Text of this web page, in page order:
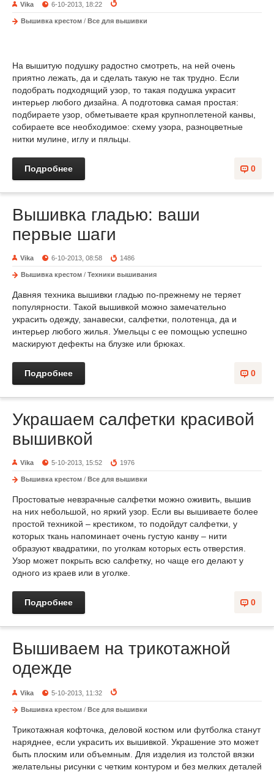
Vika 6-10-2013, 18:22
Вышивка крестом / Все для вышивки
На вышитую подушку радостно смотреть, на ней очень
приятно лежать, да и сделать такую не так трудно. Если
подобрать подходящий узор, то такая подушка украсит
интерьер любого дизайна. А подготовка самая простая:
подбираете узор, обметываете края крупноплетеной канвы,
собираете все необходимое: схему узора, разноцветные
нитки мулине, иглу и пяльцы.
0
Подробнее
Вышивка гладью: ваши
первые шаги
Vika 6-10-2013, 08:58 1486
Вышивка крестом / Техники вышивания
Давняя техника вышивки гладью по-прежнему не теряет
популярности. Такой вышивкой можно замечательно
украсить одежду, занавески, салфетки, полотенца, да и
интерьер любого жилья. Умельцы с ее помощью успешно
маскируют дефекты на блузке или брюках.
0
Подробнее
Украшаем салфетки красивой
вышивкой
Vika 5-10-2013, 15:52 1976
Вышивка крестом / Все для вышивки
Простоватые невзрачные салфетки можно оживить, вышив
на них небольшой, но яркий узор. Если вы вышиваете более
простой техникой – крестиком, то подойдут салфетки, у
которых ткань напоминает очень густую канву – нити
образуют квадратики, по уголкам которых есть отверстия.
Узор может покрыть всю салфетку, но чаще его делают у
одного из краев или в уголке.
0
Подробнее
Вышиваем на трикотажной
одежде
Vika 5-10-2013, 11:32
Вышивка крестом / Все для вышивки
Трикотажная кофточка, деловой костюм или футболка станут
наряднее, если украсить их вышивкой. Украшение это может
быть плоским или объемным. Для изделия из толстой вязки
желательны рисунки с четким контуром и без мелких деталей